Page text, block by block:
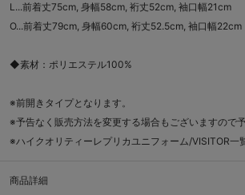
L...前着丈75cm, 身幅58cm, 裄丈52cm, 袖口幅21cm
O...前着丈79cm, 身幅60cm, 裄丈52.5cm, 袖口幅22cm
◆素材：ポリエステル100%
※前開きタイプとなります。
※予告なく販売方法を変更する場合もございますので
※ハイクオリティーレプリカユニフォーム/VISITOR一
商品詳細